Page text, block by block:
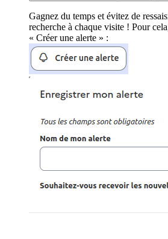
Gagnez du temps et évitez de
recherche à chaque visite ! Pour
« Créer une alerte » :